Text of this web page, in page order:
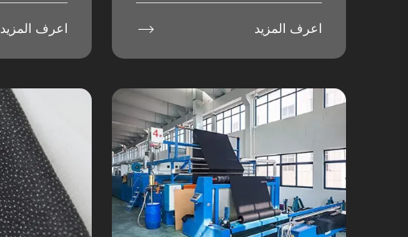
اعرف المزيد  اعرف المزيد